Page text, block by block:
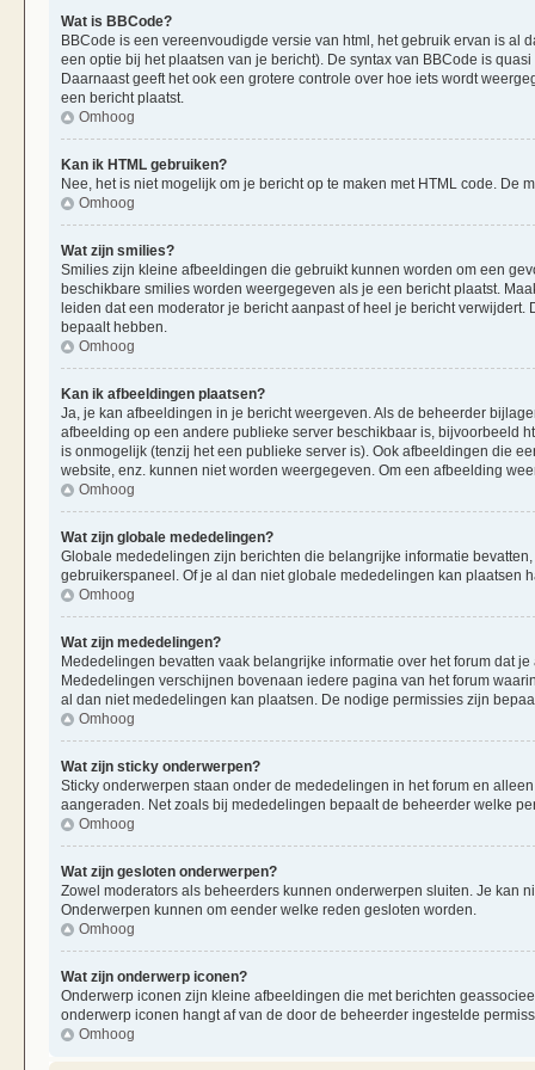
Wat is BBCode?
BBCode is een vereenvoudigde versie van html, het gebruik ervan is al
een optie bij het plaatsen van je bericht). De syntax van BBCode is
Daarnaast geeft het ook een grotere controle over hoe iets wordt
een bericht plaatst.
Omhoog
Kan ik HTML gebruiken?
Nee, het is niet mogelijk om je bericht op te maken met HTML code.
Omhoog
Wat zijn smilies?
Smilies zijn kleine afbeeldingen die gebruikt kunnen worden om een
beschikbare smilies worden weergegeven als je een bericht plaatst.
leiden dat een moderator je bericht aanpast of heel je bericht
bepaalt hebben.
Omhoog
Kan ik afbeeldingen plaatsen?
Ja, je kan afbeeldingen in je bericht weergeven. Als de beheerder
afbeelding op een andere publieke server beschikbaar is, bijvoorbeeld
is onmogelijk (tenzij het een publieke server is). Ook afbeeldingen die
website, enz. kunnen niet worden weergegeven. Om een afbeelding
Omhoog
Wat zijn globale mededelingen?
Globale mededelingen zijn berichten die belangrijke informatie
gebruikerspaneel. Of je al dan niet globale mededelingen kan plaatsen
Omhoog
Wat zijn mededelingen?
Mededelingen bevatten vaak belangrijke informatie over het forum dat
Mededelingen verschijnen bovenaan iedere pagina van het forum
al dan niet mededelingen kan plaatsen. De nodige permissies zijn
Omhoog
Wat zijn sticky onderwerpen?
Sticky onderwerpen staan onder de mededelingen in het forum en
aangeraden. Net zoals bij mededelingen bepaalt de beheerder welke
Omhoog
Wat zijn gesloten onderwerpen?
Zowel moderators als beheerders kunnen onderwerpen sluiten. Je kan
Onderwerpen kunnen om eender welke reden gesloten worden.
Omhoog
Wat zijn onderwerp iconen?
Onderwerp iconen zijn kleine afbeeldingen die met berichten
onderwerp iconen hangt af van de door de beheerder ingestelde
Omhoog